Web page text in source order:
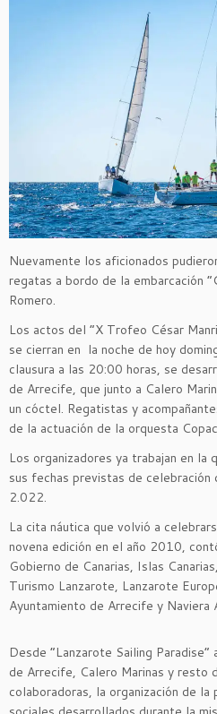
Nuevamente los aficionados
regatas a bordo de la embarcación
Romero.
Los actos del “X Trofeo César
se cierran en la noche de hoy
clausura a las 20:00 horas, se
de Arrecife, que junto a Calero
un cóctel. Regatistas y
de la actuación de la orquesta
Los organizadores ya trabajan en la
sus fechas previstas de
2.022.
La cita náutica que volvió a
novena edición en el año 2010,
Gobierno de Canarias, Islas
Turismo Lanzarote, Lanzarote
Ayuntamiento de Arrecife y Naviera
Desde “Lanzarote Sailing
de Arrecife, Calero Marinas y resto
colaboradoras, la organización de